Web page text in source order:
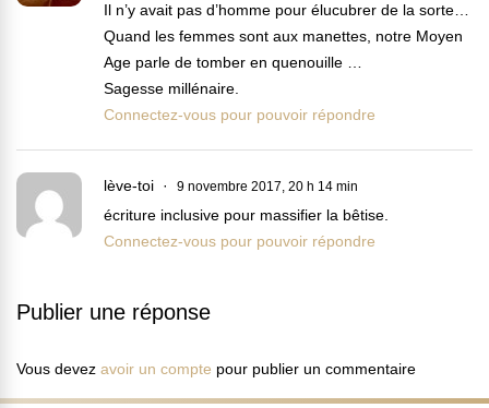
Il n’y avait pas d’homme pour élucubrer de la sorte…
Quand les femmes sont aux manettes, notre Moyen
Age parle de tomber en quenouille …
Sagesse millénaire.
Connectez-vous pour pouvoir répondre
lève-toi 9 novembre 2017, 20 h 14 min
écriture inclusive pour massifier la bêtise.
Connectez-vous pour pouvoir répondre
Publier une réponse
Vous devez avoir un compte pour publier un commentaire